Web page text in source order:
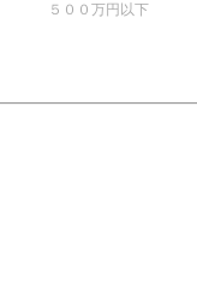
５００万円以下